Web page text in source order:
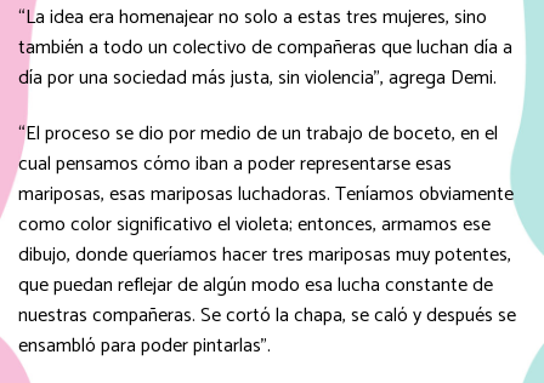
“La idea era homenajear no solo a estas tres mujeres, sino
también a todo un colectivo de compañeras que luchan día a
día por una sociedad más justa, sin violencia”, agrega Demi.
“El proceso se dio por medio de un trabajo de boceto, en el
cual pensamos cómo iban a poder representarse esas
mariposas, esas mariposas luchadoras. Teníamos obviamente
como color significativo el violeta; entonces, armamos ese
dibujo, donde queríamos hacer tres mariposas muy potentes,
que puedan reflejar de algún modo esa lucha constante de
nuestras compañeras. Se cortó la chapa, se caló y después se
ensambló para poder pintarlas”.